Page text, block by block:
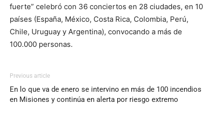
fuerte” celebró con 36 conciertos en 28 ciudades, en 10
países (España, México, Costa Rica, Colombia, Perú,
Chile, Uruguay y Argentina), convocando a más de
100.000 personas.
Previous article
En lo que va de enero se intervino en más de 100 incendios
en Misiones y continúa en alerta por riesgo extremo